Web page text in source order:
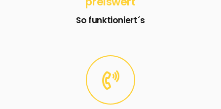
So funktioniert´s